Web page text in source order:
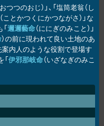
つつのおじ）」、「塩筒老翁（し
ことかつくにかつながさ）」な
邇邇藝命（ににぎのみこと）」
）の前に現われて良い土地のあ
内人のような役割で登場す
「伊邪那岐命（いざなぎのみこ